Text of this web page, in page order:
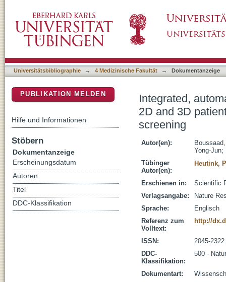
cellular models for high throughput drug
Universitätsbibliographie → 4 Medizinische Fakultät → Dokumentanzeige
Integrated,
2D and 3D
screening
Autor(en):
Yong-Jun;
Tübinger
Autor(en):
Heutink,
Erschienen in:
Scientific
Verlagsangabe:
Nature
Sprache:
Englisch
Referenz zum
Volltext:
http://
ISSN:
2045-2322
DDC-
Klassifikation:
500 -
Dokumentart:
PUBLIKATION MELDEN
Hilfe und Informationen
Stöbern
Dokumentanzeige
Erscheinungsdatum
Autoren
Titel
DDC-Klassifikation